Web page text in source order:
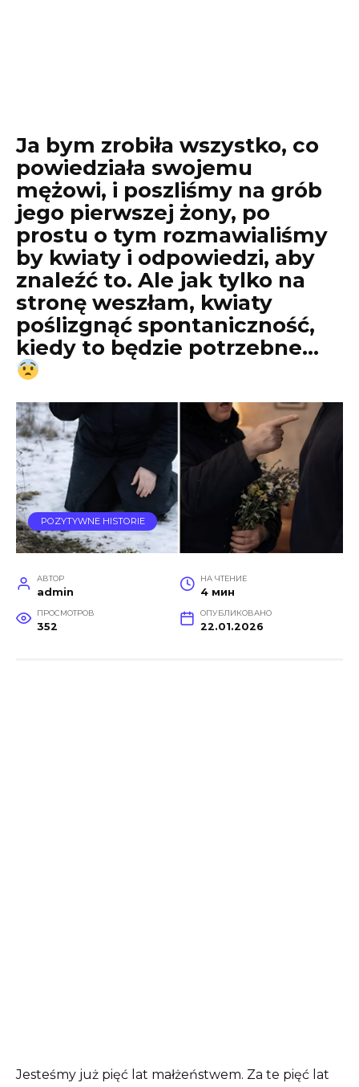
Ja bym zrobiła wszystko, co
powiedziała swojemu
mężowi, i poszliśmy na grób
jego pierwszej żony, po
prostu o tym rozmawialiśmy
by kwiaty i odpowiedzi, aby
znaleźć to. Ale jak tylko na
stronę weszłam, kwiaty
poślizgnąć spontaniczność,
kiedy to będzie potrzebne…
POZYTYWNE HISTORIE
АВТОР
admin
НА ЧТЕНИЕ
4 мин
ПРОСМОТРОВ
352
ОПУБЛИКОВАНО
22.01.2026
Jesteśmy już pięć lat małżeństwem. Za te pięć lat